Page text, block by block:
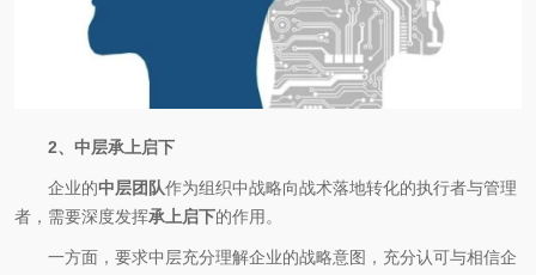
2、中层承上启下
企业的中层团队作为组织中战略向战术落地转化的执行者与管理
者，需要深度发挥承上启下的作用。
一方面，要求中层充分理解企业的战略意图，充分认可与相信企